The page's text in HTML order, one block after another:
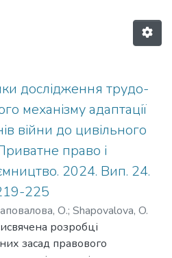
дослідження трудо-
механізму адаптації
війни до цивільного
право і
2024. Вип. 24.
225
О.; Shapovalova, O.
розробці
засад правового